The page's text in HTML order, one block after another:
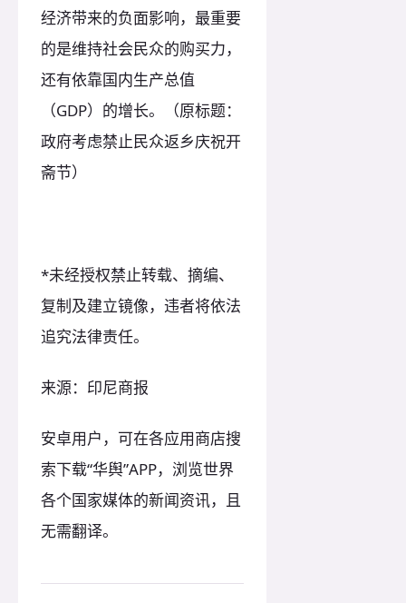
经济带来的负面影响，最重要
的是维持社会民众的购买力，
还有依靠国内生产总值
（GDP）的增长。（原标题：
政府考虑禁止民众返乡庆祝开
斋节）
*未经授权禁止转载、摘编、
复制及建立镜像，违者将依法
追究法律责任。
来源：印尼商报
安卓用户，可在各应用商店搜
索下载“华舆”APP，浏览世界
各个国家媒体的新闻资讯，且
无需翻译。